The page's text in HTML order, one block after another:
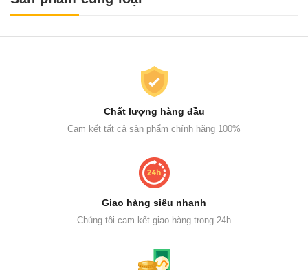
Chất lượng hàng đầu
Cam kết tất cả sản phẩm chính hãng 100%
Giao hàng siêu nhanh
Chúng tôi cam kết giao hàng trong 24h